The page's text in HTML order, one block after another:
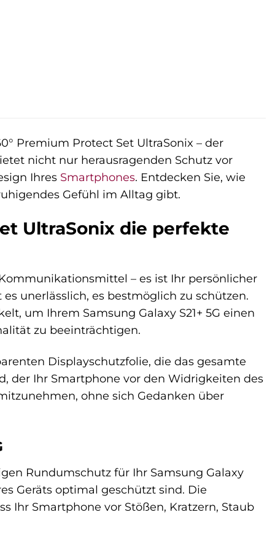
Premium Protect Set UltraSonix – der
nicht nur herausragenden Schutz vor
Ihres Smartphones. Entdecken Sie, wie
Gefühl im Alltag gibt.
UltraSonix die perfekte
– es ist Ihr persönlicher
unerlässlich, es bestmöglich zu schützen.
um Ihrem Samsung Galaxy S21+ 5G einen
zu beeinträchtigen.
Displayschutzfolie, die das gesamte
der Ihr Smartphone vor den Widrigkeiten des
ohne sich Gedanken über
Rundumschutz für Ihr Samsung Galaxy
Geräts optimal geschützt sind. Die
Ihr Smartphone vor Stößen, Kratzern, Staub